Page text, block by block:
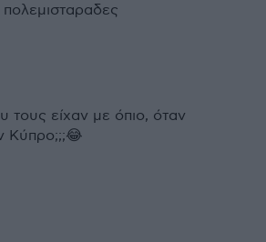
τους είχαν με όπιο, όταν
Κύπρο;;;😂